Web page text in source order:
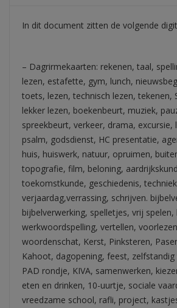
In dit document zitten de volgende
– Dagrirmekaarten: rekenen, taal,
lezen, estafette, gym, lunch,
toets, lezen, technisch lezen, tekenen,
lekker lezen, boekenbeurt, muziek,
spreekbeurt, verkeer, drama, excursie,
psalm, godsdienst, HC presentatie,
huis, huiswerk, natuur, opruimen,
topografie, film, beloning,
toekomstkunde, geschiedenis,
verjaardag,verrassing, schrijven.
bijbelverwerking, spelletjes, vrij spelen,
werkwoordspelling, vertellen,
woordenschat, Kerst, Pinksteren,
Kahoot, dagopening, feest, zelfstandig
PAD rondje, KIVA, samenwerken,
eten en drinken, 10-uurtje, sociale
vreedzame school, rafli, project,